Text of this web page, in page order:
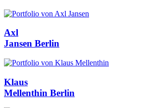
Axl
Jansen Berlin
Klaus
Mellenthin Berlin